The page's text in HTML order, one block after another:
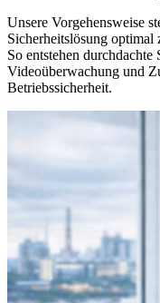
Unsere Vorgehensweise
Sicherheitslösung optimal
So entstehen
Videoüberwachung und
Betriebssicherheit.